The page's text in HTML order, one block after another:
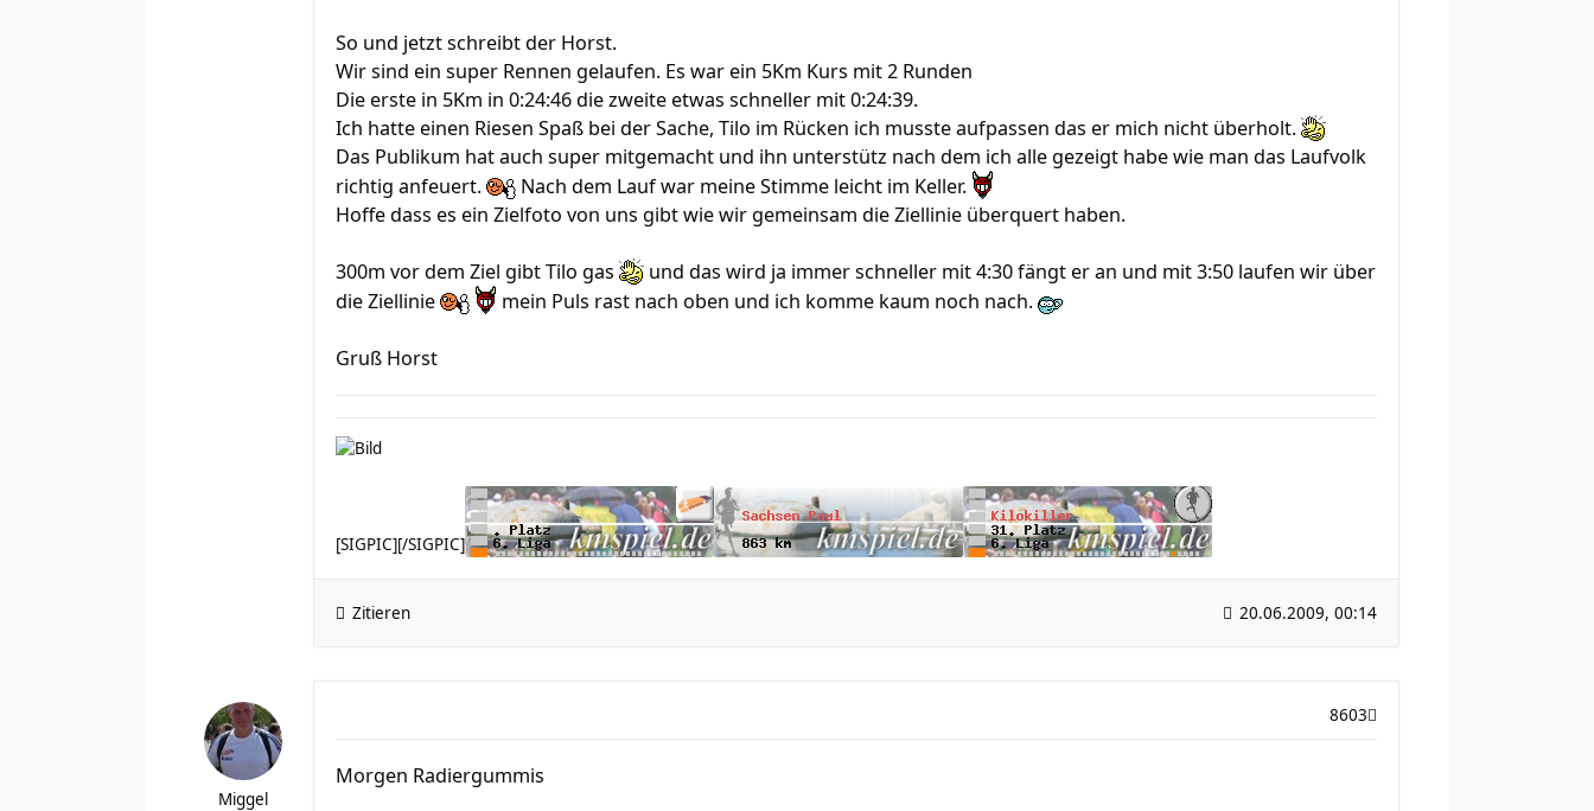
So und jetzt schreibt der Horst.
Wir sind ein super Rennen gelaufen. Es war ein 5Km Kurs mit 2 Runden
Die erste in 5Km in 0:24:46 die zweite etwas schneller mit 0:24:39.
Ich hatte einen Riesen Spaß bei der Sache, Tilo im Rücken ich musste aufpassen das er mich nicht überholt.
Das Publikum hat auch super mitgemacht und ihn unterstütz nach dem ich alle gezeigt habe wie man das Laufvolk
richtig anfeuert.
Nach dem Lauf war meine Stimme leicht im Keller.
Hoffe dass es ein Zielfoto von uns gibt wie wir gemeinsam die Ziellinie überquert haben.
300m vor dem Ziel gibt Tilo gas
und das wird ja immer schneller mit 4:30 fängt er an und mit 3:50 laufen wir über
die Ziellinie
mein Puls rast nach oben und ich komme kaum noch nach.
Gruß Horst
[SIGPIC][/SIGPIC]
Zitieren 20.06.2009, 00:14
Miggel
8603
Morgen Radiergummis